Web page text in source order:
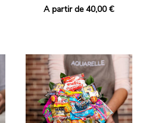
A partir de 40,00 €